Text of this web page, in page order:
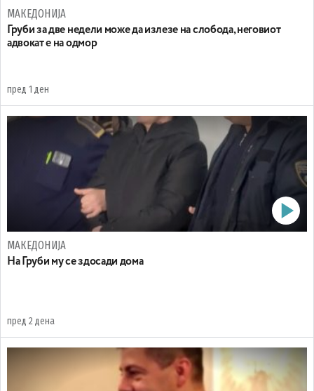
МАКЕДОНИЈА
Груби за две недели може да излезе на слобода, неговиот
адвокат е на одмор
пред 1 ден
МАКЕДОНИЈА
На Груби му се здосади дома
пред 2 дена